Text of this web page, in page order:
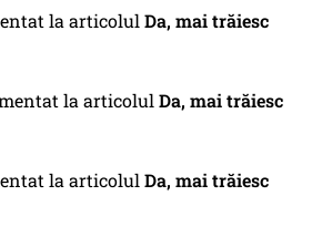
la articolulDa, mai trăiesc
la articolulDa, mai trăiesc
la articolulDa, mai trăiesc